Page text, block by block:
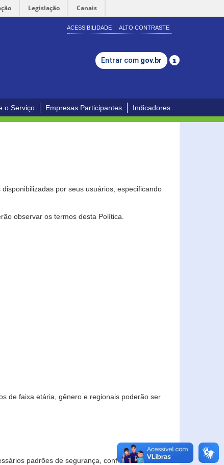
Legislação Canais
ACESSIBILIDADE ALTO CONTRASTE
Entrar com gov.br
o Serviço Empresas Participantes Indicadores
por seus usuários, especificando
observar os termos desta Política.
de faixa etária, gênero e regionais poderão ser
padrões de segurança, confidencialidade